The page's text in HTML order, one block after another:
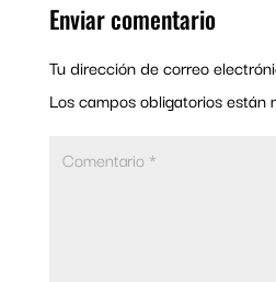
Enviar comentario
Tu dirección de correo
Los campos obligatorios están